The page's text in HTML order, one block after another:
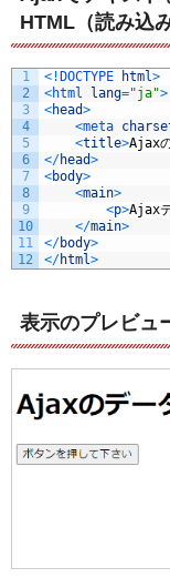
HTML（読み込
1
2
3
4
5
6
7
8
9
10
11
12
< ! DOCTYPE html>
<html lang="ja">
<head>
<meta
<title>Ajax
</head>
<body>
<main>
<p>Ajax
</main>
</body>
</html>
表示のプレビュ